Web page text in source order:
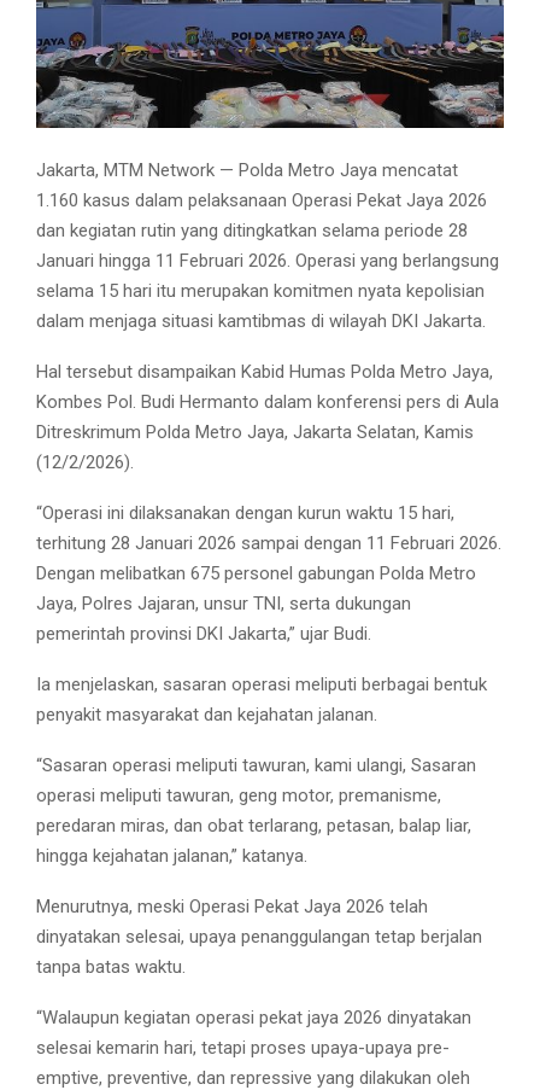
Jakarta, MTM Network — Polda Metro Jaya mencatat
1.160 kasus dalam pelaksanaan Operasi Pekat Jaya 2026
dan kegiatan rutin yang ditingkatkan selama periode 28
Januari hingga 11 Februari 2026. Operasi yang berlangsung
selama 15 hari itu merupakan komitmen nyata kepolisian
dalam menjaga situasi kamtibmas di wilayah DKI Jakarta.
Hal tersebut disampaikan Kabid Humas Polda Metro Jaya,
Kombes Pol. Budi Hermanto dalam konferensi pers di Aula
Ditreskrimum Polda Metro Jaya, Jakarta Selatan, Kamis
(12/2/2026).
“Operasi ini dilaksanakan dengan kurun waktu 15 hari,
terhitung 28 Januari 2026 sampai dengan 11 Februari 2026.
Dengan melibatkan 675 personel gabungan Polda Metro
Jaya, Polres Jajaran, unsur TNI, serta dukungan
pemerintah provinsi DKI Jakarta,” ujar Budi.
Ia menjelaskan, sasaran operasi meliputi berbagai bentuk
penyakit masyarakat dan kejahatan jalanan.
“Sasaran operasi meliputi tawuran, kami ulangi, Sasaran
operasi meliputi tawuran, geng motor, premanisme,
peredaran miras, dan obat terlarang, petasan, balap liar,
hingga kejahatan jalanan,” katanya.
Menurutnya, meski Operasi Pekat Jaya 2026 telah
dinyatakan selesai, upaya penanggulangan tetap berjalan
tanpa batas waktu.
“Walaupun kegiatan operasi pekat jaya 2026 dinyatakan
selesai kemarin hari, tetapi proses upaya-upaya pre-
emptive, preventive, dan repressive yang dilakukan oleh